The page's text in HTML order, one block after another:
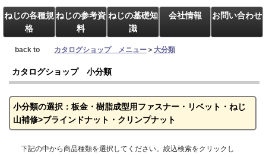
ねじの各種規
格
ねじの参考資
料
ねじの基礎知
識
会社情報 お問い合わせ
back to カタログショップ メニュー ＞大分類
カタログショップ 小分類
小分類の選択：板金・樹脂成型用ファスナー・リベット・ねじ
山補修>ブラインドナット・クリンプナット
下記の中から商品種類を選択してください。絞込検索をクリックし